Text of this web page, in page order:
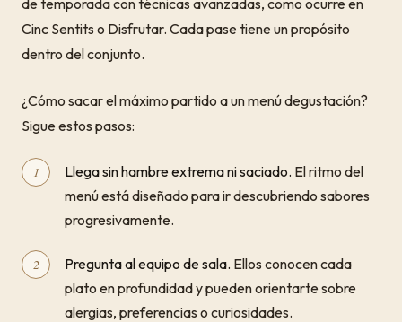
Cinc Sentits o Disfrutar. Cada pase tiene un propósito
dentro del conjunto.
¿Cómo sacar el máximo partido a un menú degustación?
Sigue estos pasos:
Llega sin hambre extrema ni saciado. El ritmo del
menú está diseñado para ir descubriendo sabores
progresivamente.
Pregunta al equipo de sala. Ellos conocen cada
plato en profundidad y pueden orientarte sobre
alergias, preferencias o curiosidades.